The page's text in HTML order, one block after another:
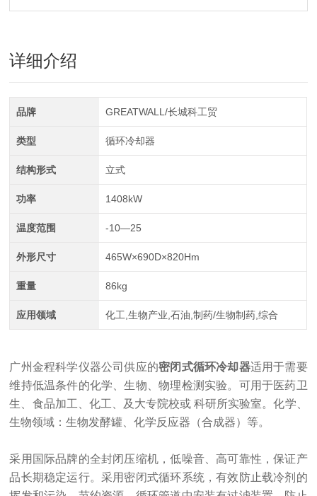
详细介绍
品牌 GREATWALL/长城科工贸
类型 循环冷却器
结构形式 立式
功率 1408kW
温度范围 -10—25
外形尺寸 465W×690D×820Hm
重量 86kg
应用领域 化工,生物产业,石油,制药/生物制药,综合
广州金程科学仪器公司供应的密闭式循环冷却器适用于需要
维持低温条件的化学、生物、物理检测实验。可用于医药卫
生、食品加工、化工、及大专院校或 科研所实验室。化学、
生物领域：生物发酵罐、化学反应器（合成器）等。
采用国际品牌的全封闭压缩机，低噪音、高可靠性，保证产
品长期稳定运行。采用密闭式循环系统，有效防止载冷剂的